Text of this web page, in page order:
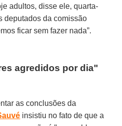
adultos, disse ele, quarta-
deputados da comissão
ficar sem fazer nada”.
agredidos por dia"
as conclusões da
insistiu no fato de que a